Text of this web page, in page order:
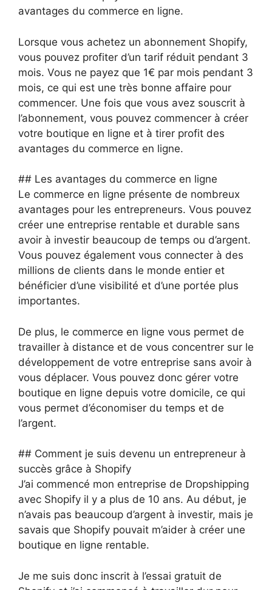
avantages du commerce en ligne.
Lorsque vous achetez un abonnement Shopify,
vous pouvez profiter d’un tarif réduit pendant 3
mois. Vous ne payez que 1€ par mois pendant 3
mois, ce qui est une très bonne affaire pour
commencer. Une fois que vous avez souscrit à
l’abonnement, vous pouvez commencer à créer
votre boutique en ligne et à tirer profit des
avantages du commerce en ligne.
## Les avantages du commerce en ligne
Le commerce en ligne présente de nombreux
avantages pour les entrepreneurs. Vous pouvez
créer une entreprise rentable et durable sans
avoir à investir beaucoup de temps ou d’argent.
Vous pouvez également vous connecter à des
millions de clients dans le monde entier et
bénéficier d’une visibilité et d’une portée plus
importantes.
De plus, le commerce en ligne vous permet de
travailler à distance et de vous concentrer sur le
développement de votre entreprise sans avoir à
vous déplacer. Vous pouvez donc gérer votre
boutique en ligne depuis votre domicile, ce qui
vous permet d’économiser du temps et de
l’argent.
## Comment je suis devenu un entrepreneur à
succès grâce à Shopify
J’ai commencé mon entreprise de Dropshipping
avec Shopify il y a plus de 10 ans. Au début, je
n’avais pas beaucoup d’argent à investir, mais je
savais que Shopify pouvait m’aider à créer une
boutique en ligne rentable.
Je me suis donc inscrit à l’essai gratuit de